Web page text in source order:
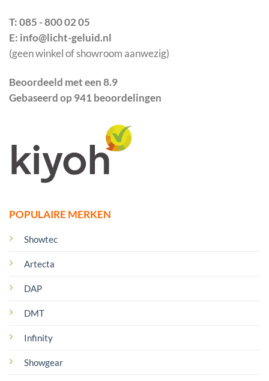
POPULAIRE MERKEN
Showtec
Artecta
DAP
DMT
Infinity
Showgear
T: 085 - 800 02 05
E: info@licht-geluid.nl
(geen winkel of showroom aanwezig)
Beoordeeld met een 8.9
Gebaseerd op 941 beoordelingen